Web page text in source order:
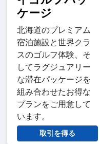
ケージ
北海道のプレミアム
宿泊施設と世界クラ
スのゴルフ体験、そ
してラグジュアリー
な滞在パッケージを
組み合わせたお得な
プランをご用意して
います。
取引を得る